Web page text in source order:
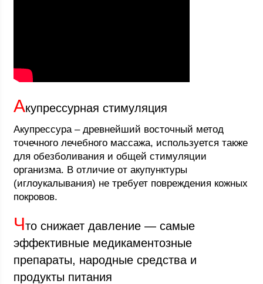
Акупрессурная стимуляция
Акупрессура – древнейший восточный метод
точечного лечебного массажа, используется также
для обезболивания и общей стимуляции
организма. В отличие от акупунктуры
(иглоукалывания) не требует повреждения кожных
покровов.
Что снижает давление — самые
эффективные медикаментозные
препараты, народные средства и
продукты питания